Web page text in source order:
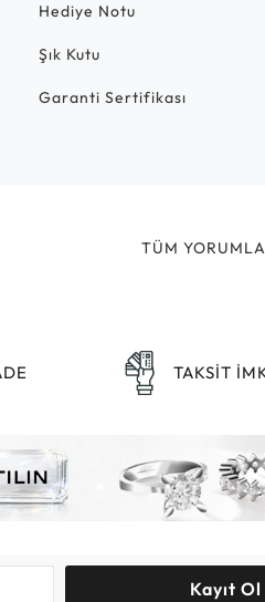
Hediye Notu
Şık Kutu
Garanti Sertifikası
TÜM
TAKSİT
Kayıt Ol